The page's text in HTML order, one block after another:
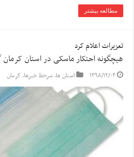
مطالعه بیشتر
تعزیرات اعلام کرد
هیچگونه احتکار ماسکی در استان
۱۳۹۸/۱۲/۰۴ استان ها,سرخط خبرها, کرمان